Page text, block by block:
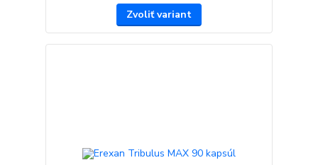
Zvoliť variant